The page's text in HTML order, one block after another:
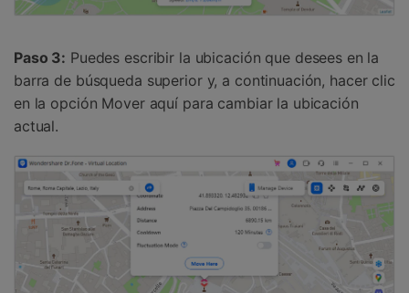
Paso 3: Puedes escribir la ubicación que desees en la
barra de búsqueda superior y, a continuación, hacer clic
en la opción Mover aquí para cambiar la ubicación
actual.